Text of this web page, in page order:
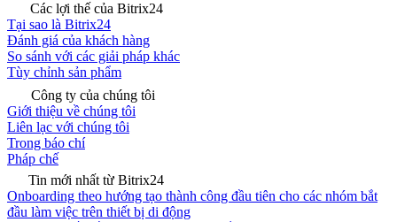
Các lợi thế của Bitrix24
Tại sao là Bitrix24
Đánh giá của khách hàng
So sánh với các giải pháp khác
Tùy chỉnh sản phẩm
Công ty của chúng tôi
Giới thiệu về chúng tôi
Liên lạc với chúng tôi
Trong báo chí
Pháp chế
Tin mới nhất từ Bitrix24
Onboarding theo hướng tạo thành công đầu tiên cho các nhóm bắt
đầu làm việc trên thiết bị di động